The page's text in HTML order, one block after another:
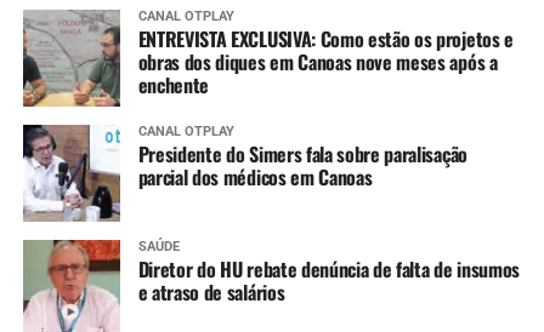
CANAL OTPLAY
ENTREVISTA EXCLUSIVA: Como estão os projetos e
obras dos diques em Canoas nove meses após a
enchente
CANAL OTPLAY
Presidente do Simers fala sobre paralisação
parcial dos médicos em Canoas
SAÚDE
Diretor do HU rebate denúncia de falta de insumos
e atraso de salários